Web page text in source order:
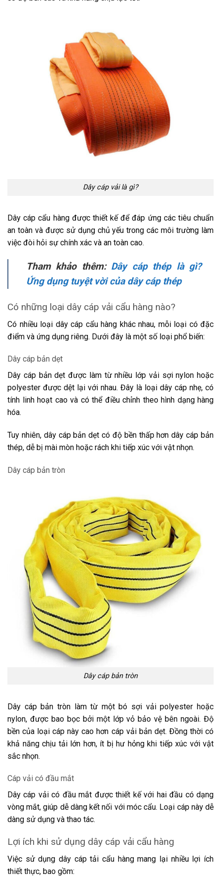
Dây cáp vải là gì?
Dây cáp cẩu hàng được thiết kế để đáp ứng các tiêu chuẩn
an toàn và được sử dụng chủ yếu trong các môi trường làm
việc đòi hỏi sự chính xác và an toàn cao.
Tham khảo thêm: Dây cáp thép là gì?
Ứng dụng tuyệt vời của dây cáp thép
Có những loại dây cáp vải cẩu hàng nào?
Có nhiều loại dây cáp cẩu hàng khác nhau, mỗi loại có đặc
điểm và ứng dụng riêng. Dưới đây là một số loại phổ biến:
Dây cáp bản dẹt
Dây cáp bản dẹt được làm từ nhiều lớp vải sợi nylon hoặc
polyester được dệt lại với nhau. Đây là loại dây cáp nhẹ, có
tính linh hoạt cao và có thể điều chỉnh theo hình dạng hàng
hóa.
Tuy nhiên, dây cáp bản dẹt có độ bền thấp hơn dây cáp bản
thép, dễ bị mài mòn hoặc rách khi tiếp xúc với vật nhọn.
Dây cáp bản tròn
Dây cáp bản tròn
Dây cáp bản tròn làm từ một bó sợi vải polyester hoặc
nylon, được bao bọc bởi một lớp vỏ bảo vệ bên ngoài. Độ
bền của loại cáp này cao hơn cáp vải bản dẹt. Đồng thời có
khả năng chịu tải lớn hơn, ít bị hư hỏng khi tiếp xúc với vật
sắc nhọn.
Cáp vải có đầu mắt
Dây cáp vải có đầu mắt được thiết kế với hai đầu có dạng
vòng mắt, giúp dễ dàng kết nối với móc cẩu. Loại cáp này dễ
dàng sử dụng và thao tác.
Lợi ích khi sử dụng dây cáp vải cẩu hàng
Việc sử dụng dây cáp tải cẩu hàng mang lại nhiều lợi ích
thiết thực, bao gồm: